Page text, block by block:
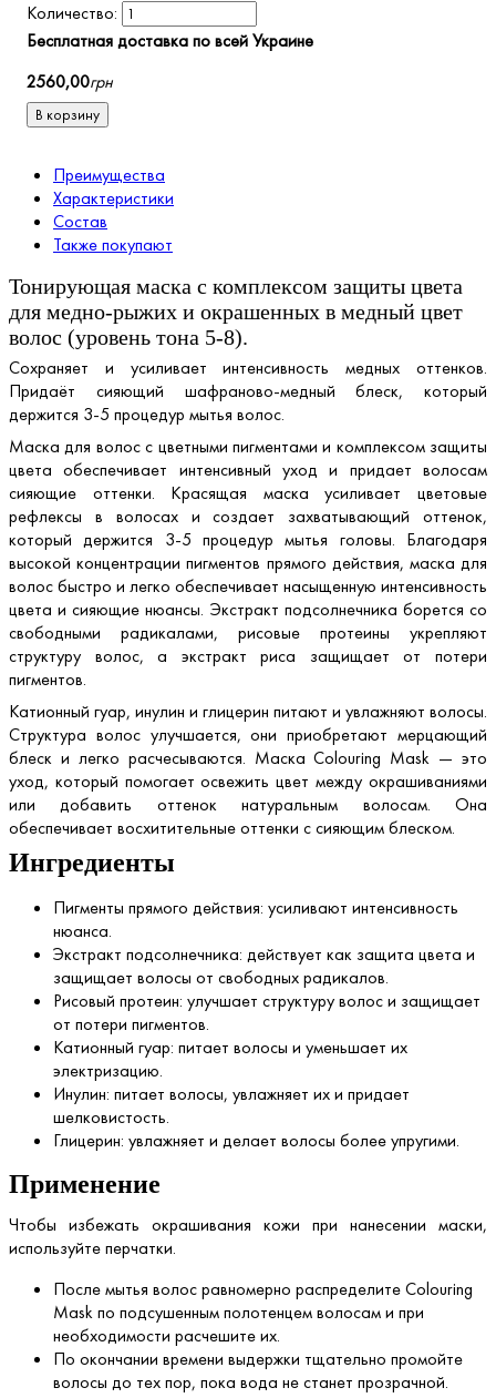
Бесплатная доставка по всей Украине
2560,00грн
В корзину
Преимущества
Характеристики
Состав
Также покупают
Тонирующая маска с комплексом защиты цвета
для медно-рыжих и окрашенных в медный цвет
волос (уровень тона 5-8).
Сохраняет и усиливает интенсивность медных оттенков.
Придаёт сияющий шафраново-медный блеск, который
держится 3-5 процедур мытья волос.
Маска для волос с цветными пигментами и комплексом защиты
цвета обеспечивает интенсивный уход и придает волосам
сияющие оттенки. Красящая маска усиливает цветовые
рефлексы в волосах и создает захватывающий оттенок,
который держится 3-5 процедур мытья головы. Благодаря
высокой концентрации пигментов прямого действия, маска для
волос быстро и легко обеспечивает насыщенную интенсивность
цвета и сияющие нюансы. Экстракт подсолнечника борется со
свободными радикалами, рисовые протеины укрепляют
структуру волос, а экстракт риса защищает от потери
пигментов.
Катионный гуар, инулин и глицерин питают и увлажняют волосы.
Структура волос улучшается, они приобретают мерцающий
блеск и легко расчесываются. Маска Colouring Mask — это
уход, который помогает освежить цвет между окрашиваниями
или добавить оттенок натуральным волосам. Она
обеспечивает восхитительные оттенки с сияющим блеском.
Ингредиенты
Пигменты прямого действия: усиливают интенсивность
нюанса.
Экстракт подсолнечника: действует как защита цвета и
защищает волосы от свободных радикалов.
Рисовый протеин: улучшает структуру волос и защищает
от потери пигментов.
Катионный гуар: питает волосы и уменьшает их
электризацию.
Инулин: питает волосы, увлажняет их и придает
шелковистость.
Глицерин: увлажняет и делает волосы более упругими.
Применение
Чтобы избежать окрашивания кожи при нанесении маски,
используйте перчатки.
После мытья волос равномерно распределите Colouring
Mask по подсушенным полотенцем волосам и при
необходимости расчешите их.
По окончании времени выдержки тщательно промойте
волосы до тех пор, пока вода не станет прозрачной.